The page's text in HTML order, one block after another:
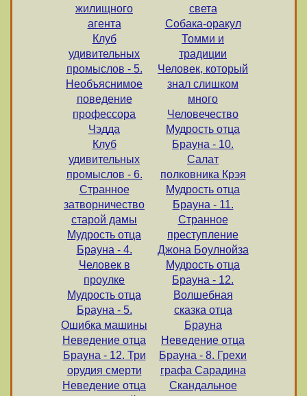
жилищного
агента
Клуб
удивительных
промыслов - 5.
Необъяснимое
поведение
профессора
Чэдда
Клуб
удивительных
промыслов - 6.
Странное
затворничество
старой дамы
Мудрость отца
Брауна - 4.
Человек в
проулке
Мудрость отца
Брауна - 5.
Ошибка машины
Неведение отца
Брауна - 12. Три
орудия смерти
Неведение отца
света
Собака-оракул
Томми и
традиции
Человек, который
знал слишком
много
Человечество
Мудрость отца
Брауна - 10.
Салат
полковника Крэя
Мудрость отца
Брауна - 11.
Странное
преступление
Джона Боулнойза
Мудрость отца
Брауна - 12.
Волшебная
сказка отца
Брауна
Неведение отца
Брауна - 8. Грехи
графа Сарадина
Скандальное